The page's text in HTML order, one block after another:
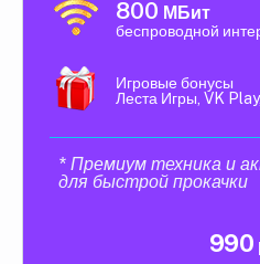
800 МБит
беспроводной
Игровые бонусы
Леста Игры, VK
* Премиум техника и
для быстрой прокачки
990